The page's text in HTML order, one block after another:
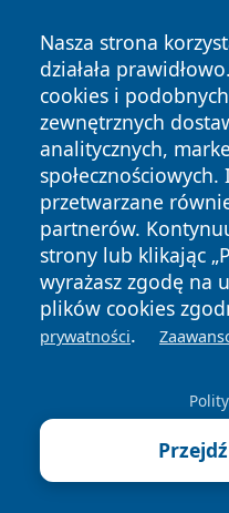
Nasza strona
działała
cookies i
zewnętrznych
analitycznych,
przetwarzane
partnerów.
strony lub klikając
wyrażasz zgodę na
plików cookies
prywatności.
Copyright © 2026
zastrzeżone.
News Autorzy